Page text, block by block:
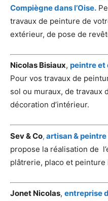
Compiègne dans l’Oise.
travaux de peinture de
extérieur, de pose de
Nicolas Bisiaux, peintre et
Pour vos travaux de
sol ou muraux, de travaux
décoration d’intérieur.
Sev & Co, artisan &
propose la réalisation de
plâtrerie, placo et
Jonet Nicolas, entreprise